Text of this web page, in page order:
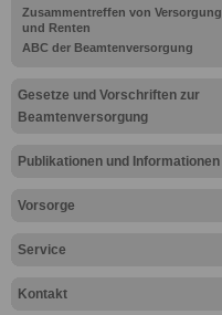
Zusammentreffen von Versorgung
und Renten
ABC der Beamtenversorgung
Gesetze und Vorschriften zur
Beamtenversorgung
Publikationen und Informationen
Vorsorge
Service
Kontakt